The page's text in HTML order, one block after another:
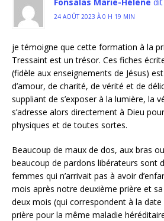
24 AOÛT 2023 À 0 H 19 MIN
je témoigne que cette formation à la
Tressaint est un trésor. Ces fiches
(fidèle aux enseignements de Jésus)
d’amour, de charité, de vérité et de
suppliant de s’exposer à la lumière, la
s’adresse alors directement à Dieu
physiques et de toutes sortes.
Beaucoup de maux de dos, aux bras
beaucoup de pardons libérateurs sont
femmes qui n’arrivait pas à avoir
mois après notre deuxième prière et
deux mois (qui correspondent à la
prière pour la même maladie